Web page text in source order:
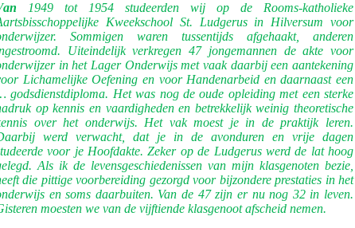
an 1949 tot 1954 studeerden wij op de Rooms-katholieke
Kweekschool St. Ludgerus in Hilversum voor
Sommigen waren tussentijds afgehaakt, anderen
Uiteindelijk verkregen 47 jongemannen de akte voor
in het Lager Onderwijs met vaak daarbij een aantekening
Lichamelijke Oefening en voor Handenarbeid en daarnaast een
godsdienstdiploma. Het was nog de oude opleiding met een sterke
op kennis en vaardigheden en betrekkelijk weinig theoretische
over het onderwijs. Het vak moest je in de praktijk leren.
werd verwacht, dat je in de avonduren en vrije dagen
voor je Hoofdakte. Zeker op de Ludgerus werd de lat hoog
Als ik de levensgeschiedenissen van mijn klasgenoten bezie,
die pittige voorbereiding gezorgd voor bijzondere prestaties in het
en soms daarbuiten. Van de 47 zijn er nu nog 32 in leven.
moesten we van de vijftiende klasgenoot afscheid nemen.